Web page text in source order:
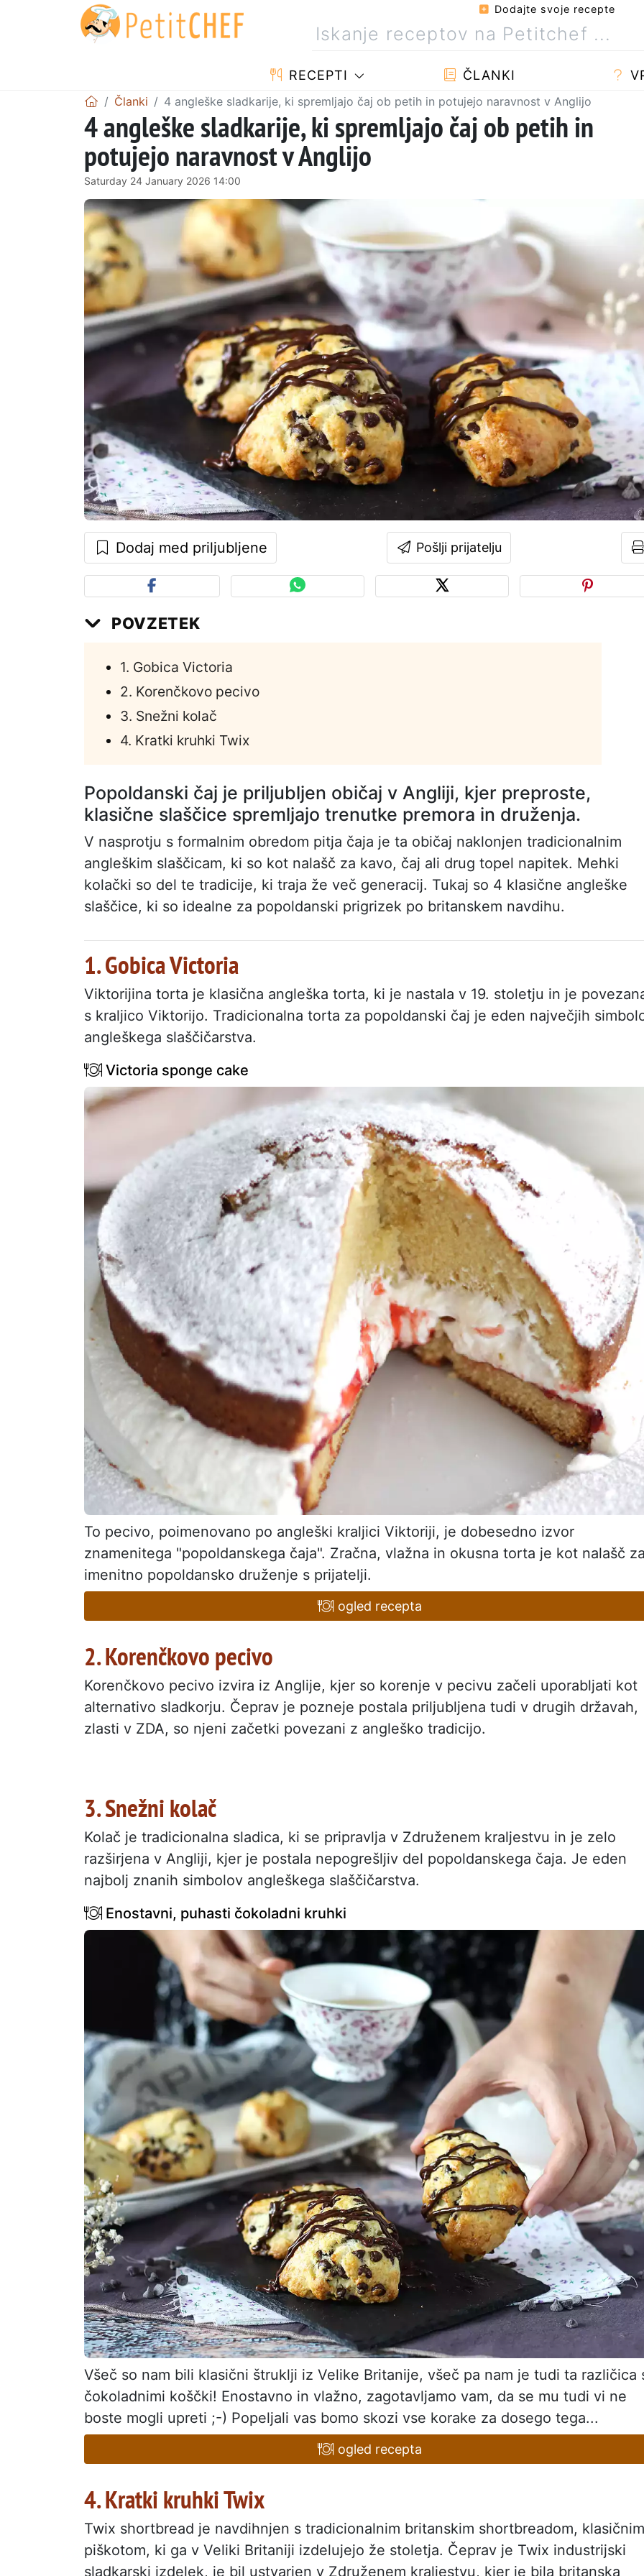
Dodajte svoje recepte
RECEPTI ČLANKI
Članki 4 angleške sladkarije, ki spremljajo čaj ob petih in potujejo naravnost v Anglijo
4 angleške sladkarije, ki spremljajo čaj ob petih in
potujejo naravnost v Anglijo
Saturday 24 January 2026 14:00
Dodaj med priljubljene Pošlji prijatelju
POVZETEK
1. Gobica Victoria
2. Korenčkovo pecivo
3. Snežni kolač
4. Kratki kruhki Twix
Popoldanski čaj je priljubljen običaj v Angliji, kjer preproste,
klasične slaščice spremljajo trenutke premora in druženja.
V nasprotju s formalnim obredom pitja čaja je ta običaj naklonjen tradicionalnim
angleškim slaščicam, ki so kot nalašč za kavo, čaj ali drug topel napitek. Mehki
kolački so del te tradicije, ki traja že več generacij. Tukaj so 4 klasične angleške
slaščice, ki so idealne za popoldanski prigrizek po britanskem navdihu.
1. Gobica Victoria
Viktorijina torta je klasična angleška torta, ki je nastala v 19. stoletju in je
s kraljico Viktorijo. Tradicionalna torta za popoldanski čaj je eden največjih
angleškega slaščičarstva.
Victoria sponge cake
To pecivo, poimenovano po angleški kraljici Viktoriji, je dobesedno izvor
znamenitega "popoldanskega čaja". Zračna, vlažna in okusna torta je kot nalašč
imenitno popoldansko druženje s prijatelji.
ogled recepta
2. Korenčkovo pecivo
Korenčkovo pecivo izvira iz Anglije, kjer so korenje v pecivu začeli uporabljati kot
alternativo sladkorju. Čeprav je pozneje postala priljubljena tudi v drugih državah,
zlasti v ZDA, so njeni začetki povezani z angleško tradicijo.
3. Snežni kolač
Kolač je tradicionalna sladica, ki se pripravlja v Združenem kraljestvu in je zelo
razširjena v Angliji, kjer je postala nepogrešljiv del popoldanskega čaja. Je eden
najbolj znanih simbolov angleškega slaščičarstva.
Enostavni, puhasti čokoladni kruhki
Všeč so nam bili klasični štruklji iz Velike Britanije, všeč pa nam je tudi ta različica
čokoladnimi koščki! Enostavno in vlažno, zagotavljamo vam, da se mu tudi vi ne
boste mogli upreti ;-) Popeljali vas bomo skozi vse korake za dosego tega...
ogled recepta
4. Kratki kruhki Twix
Twix shortbread je navdihnjen s tradicionalnim britanskim shortbreadom, klasičnim
piškotom, ki ga v Veliki Britaniji izdelujejo že stoletja. Čeprav je Twix industrijski
sladkarski izdelek, je bil ustvarjen v Združenem kraljestvu, kjer je bila britanska